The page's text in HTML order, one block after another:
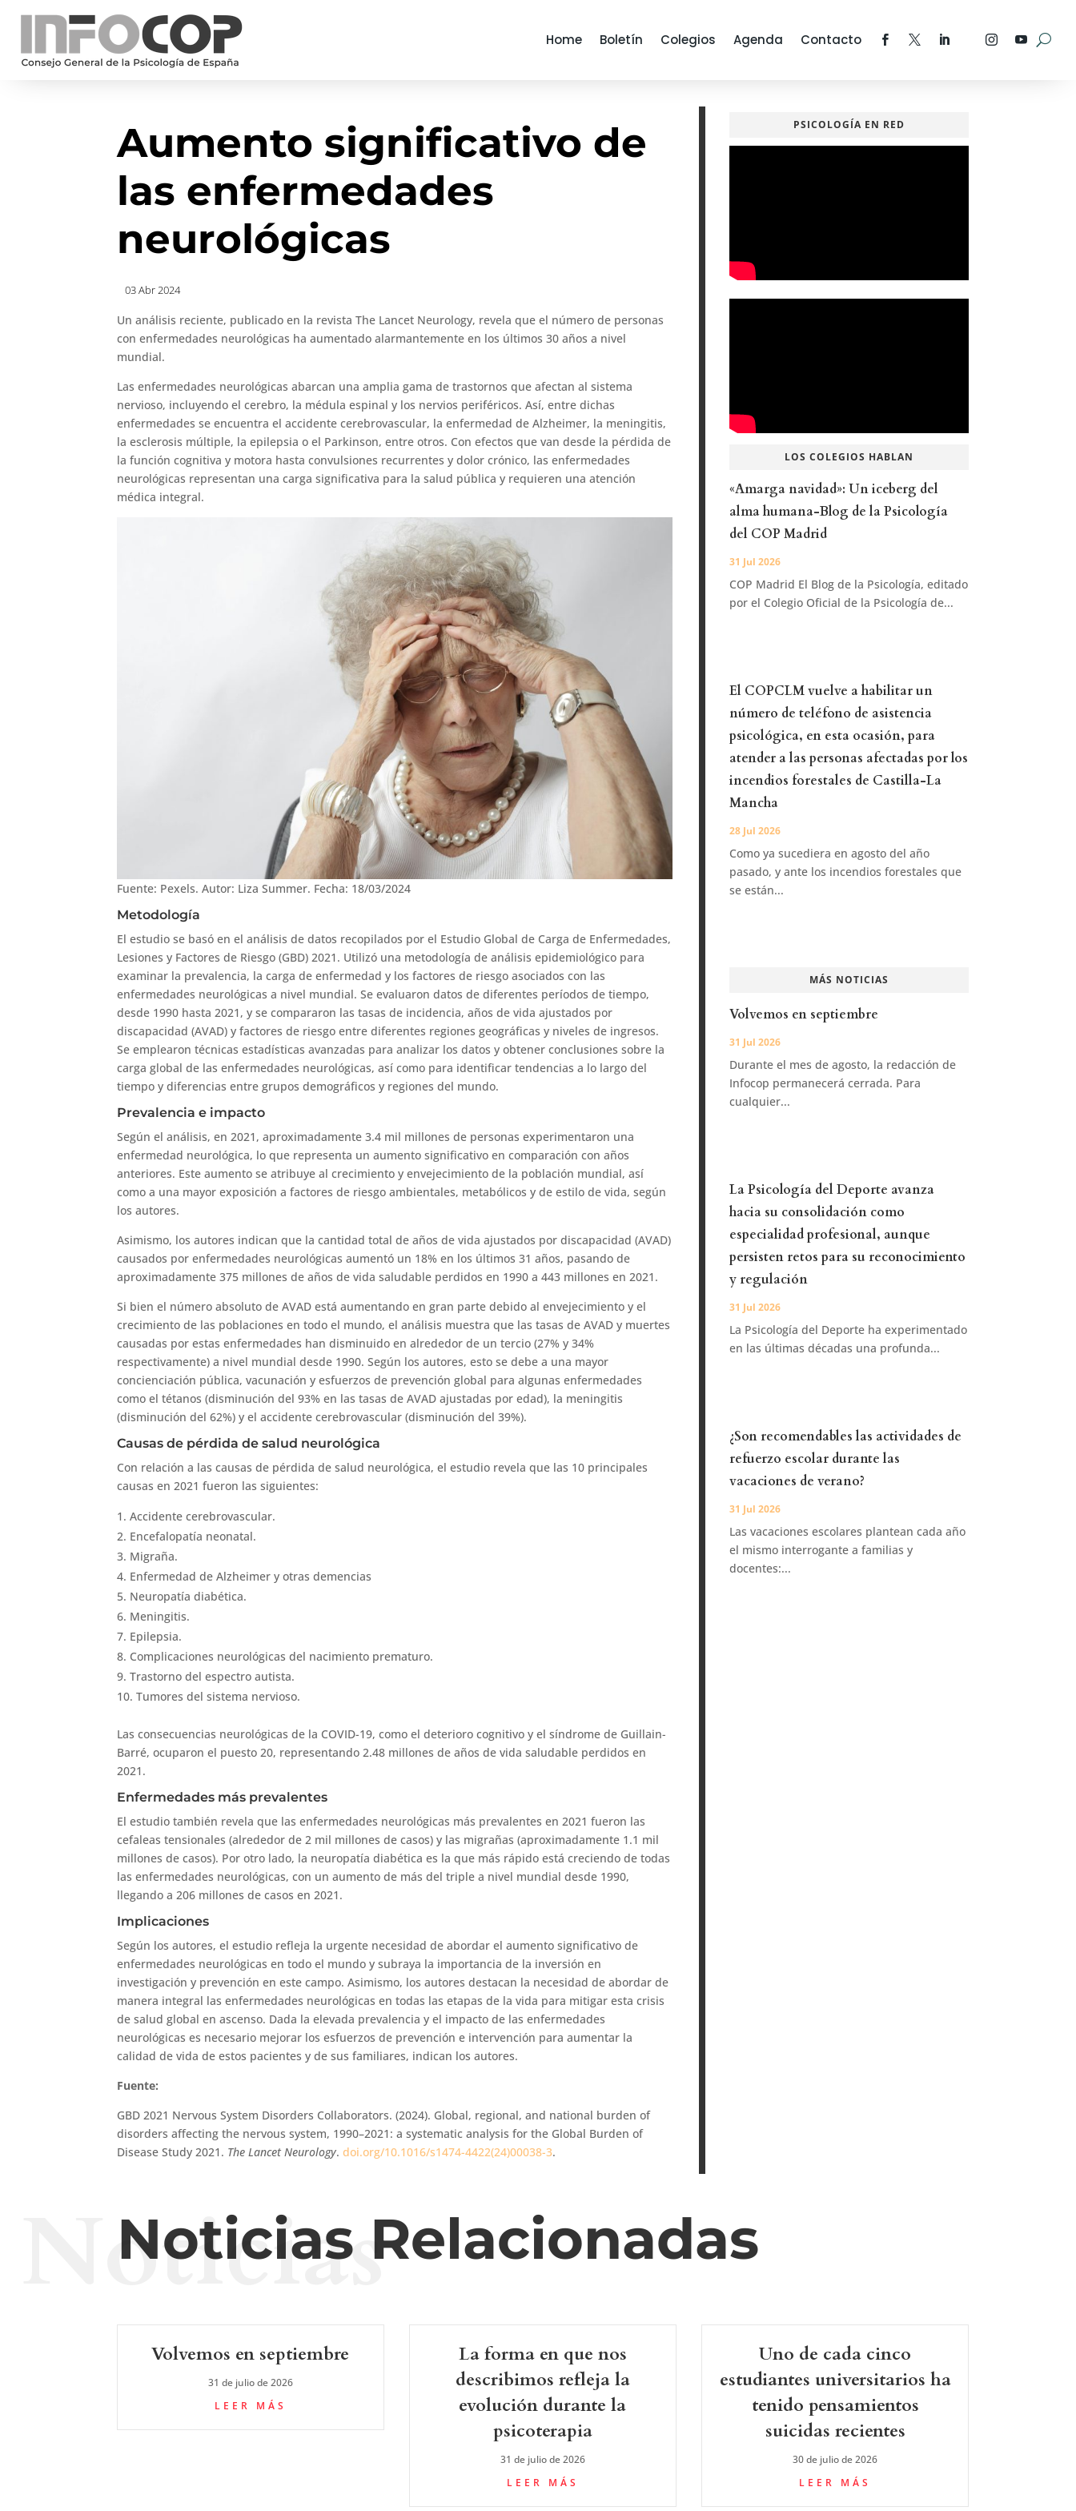
Home Boletín Colegios Agenda Contacto
Aumento significativo de
las enfermedades
neurológicas
03 Abr 2024
Un análisis reciente, publicado en la revista The Lancet Neurology, revela que el número de personas
con enfermedades neurológicas ha aumentado alarmantemente en los últimos 30 años a nivel
mundial.
Las enfermedades neurológicas abarcan una amplia gama de trastornos que afectan al sistema
nervioso, incluyendo el cerebro, la médula espinal y los nervios periféricos. Así, entre dichas
enfermedades se encuentra el accidente cerebrovascular, la enfermedad de Alzheimer, la meningitis,
la esclerosis múltiple, la epilepsia o el Parkinson, entre otros. Con efectos que van desde la pérdida de
la función cognitiva y motora hasta convulsiones recurrentes y dolor crónico, las enfermedades
neurológicas representan una carga significativa para la salud pública y requieren una atención
médica integral.
Fuente: Pexels. Autor: Liza Summer. Fecha: 18/03/2024
Metodología
El estudio se basó en el análisis de datos recopilados por el Estudio Global de Carga de Enfermedades,
Lesiones y Factores de Riesgo (GBD) 2021. Utilizó una metodología de análisis epidemiológico para
examinar la prevalencia, la carga de enfermedad y los factores de riesgo asociados con las
enfermedades neurológicas a nivel mundial. Se evaluaron datos de diferentes períodos de tiempo,
desde 1990 hasta 2021, y se compararon las tasas de incidencia, años de vida ajustados por
discapacidad (AVAD) y factores de riesgo entre diferentes regiones geográficas y niveles de ingresos.
Se emplearon técnicas estadísticas avanzadas para analizar los datos y obtener conclusiones sobre la
carga global de las enfermedades neurológicas, así como para identificar tendencias a lo largo del
tiempo y diferencias entre grupos demográficos y regiones del mundo.
Prevalencia e impacto
Según el análisis, en 2021, aproximadamente 3.4 mil millones de personas experimentaron una
enfermedad neurológica, lo que representa un aumento significativo en comparación con años
anteriores. Este aumento se atribuye al crecimiento y envejecimiento de la población mundial, así
como a una mayor exposición a factores de riesgo ambientales, metabólicos y de estilo de vida, según
los autores.
Asimismo, los autores indican que la cantidad total de años de vida ajustados por discapacidad (AVAD)
causados por enfermedades neurológicas aumentó un 18% en los últimos 31 años, pasando de
aproximadamente 375 millones de años de vida saludable perdidos en 1990 a 443 millones en 2021.
Si bien el número absoluto de AVAD está aumentando en gran parte debido al envejecimiento y el
crecimiento de las poblaciones en todo el mundo, el análisis muestra que las tasas de AVAD y muertes
causadas por estas enfermedades han disminuido en alrededor de un tercio (27% y 34%
respectivamente) a nivel mundial desde 1990. Según los autores, esto se debe a una mayor
concienciación pública, vacunación y esfuerzos de prevención global para algunas enfermedades
como el tétanos (disminución del 93% en las tasas de AVAD ajustadas por edad), la meningitis
(disminución del 62%) y el accidente cerebrovascular (disminución del 39%).
Causas de pérdida de salud neurológica
Con relación a las causas de pérdida de salud neurológica, el estudio revela que las 10 principales
causas en 2021 fueron las siguientes:
Accidente cerebrovascular.
Encefalopatía neonatal.
Migraña.
Enfermedad de Alzheimer y otras demencias
Neuropatía diabética.
Meningitis.
Epilepsia.
Complicaciones neurológicas del nacimiento prematuro.
Trastorno del espectro autista.
Tumores del sistema nervioso.
Las consecuencias neurológicas de la COVID-19, como el deterioro cognitivo y el síndrome de Guillain-
Barré, ocuparon el puesto 20, representando 2.48 millones de años de vida saludable perdidos en
2021.
Enfermedades más prevalentes
El estudio también revela que las enfermedades neurológicas más prevalentes en 2021 fueron las
cefaleas tensionales (alrededor de 2 mil millones de casos) y las migrañas (aproximadamente 1.1 mil
millones de casos). Por otro lado, la neuropatía diabética es la que más rápido está creciendo de todas
las enfermedades neurológicas, con un aumento de más del triple a nivel mundial desde 1990,
llegando a 206 millones de casos en 2021.
Implicaciones
Según los autores, el estudio refleja la urgente necesidad de abordar el aumento significativo de
enfermedades neurológicas en todo el mundo y subraya la importancia de la inversión en
investigación y prevención en este campo. Asimismo, los autores destacan la necesidad de abordar de
manera integral las enfermedades neurológicas en todas las etapas de la vida para mitigar esta crisis
de salud global en ascenso. Dada la elevada prevalencia y el impacto de las enfermedades
neurológicas es necesario mejorar los esfuerzos de prevención e intervención para aumentar la
calidad de vida de estos pacientes y de sus familiares, indican los autores.
Fuente:
GBD 2021 Nervous System Disorders Collaborators. (2024). Global, regional, and national burden of
disorders affecting the nervous system, 1990–2021: a systematic analysis for the Global Burden of
Disease Study 2021. The Lancet Neurology.doi.org/10.1016/s1474-4422(24)00038-3.
PSICOLOGÍA EN RED
LOS COLEGIOS HABLAN
«Amarga navidad»: Un iceberg del
alma humana-Blog de la Psicología
del COP Madrid
31 Jul 2026
COP Madrid El Blog de la Psicología, editado
por el Colegio Oficial de la Psicología de...
El COPCLM vuelve a habilitar un
número de teléfono de asistencia
psicológica, en esta ocasión, para
atender a las personas afectadas por los
incendios forestales de Castilla-La
Mancha
28 Jul 2026
Como ya sucediera en agosto del año
pasado, y ante los incendios forestales que
se están...
MÁS NOTICIAS
Volvemos en septiembre
31 Jul 2026
Durante el mes de agosto, la redacción de
Infocop permanecerá cerrada. Para
cualquier...
La Psicología del Deporte avanza
hacia su consolidación como
especialidad profesional, aunque
persisten retos para su reconocimiento
y regulación
31 Jul 2026
La Psicología del Deporte ha experimentado
en las últimas décadas una profunda...
¿Son recomendables las actividades de
refuerzo escolar durante las
vacaciones de verano?
31 Jul 2026
Las vacaciones escolares plantean cada año
el mismo interrogante a familias y
docentes:...
Noticias Relacionadas
Noticias
Volvemos en septiembre
31 de julio de 2026
LEER MÁS
La forma en que nos
describimos refleja la
evolución durante la
psicoterapia
31 de julio de 2026
LEER MÁS
Uno de cada cinco
estudiantes universitarios ha
tenido pensamientos
suicidas recientes
30 de julio de 2026
LEER MÁS